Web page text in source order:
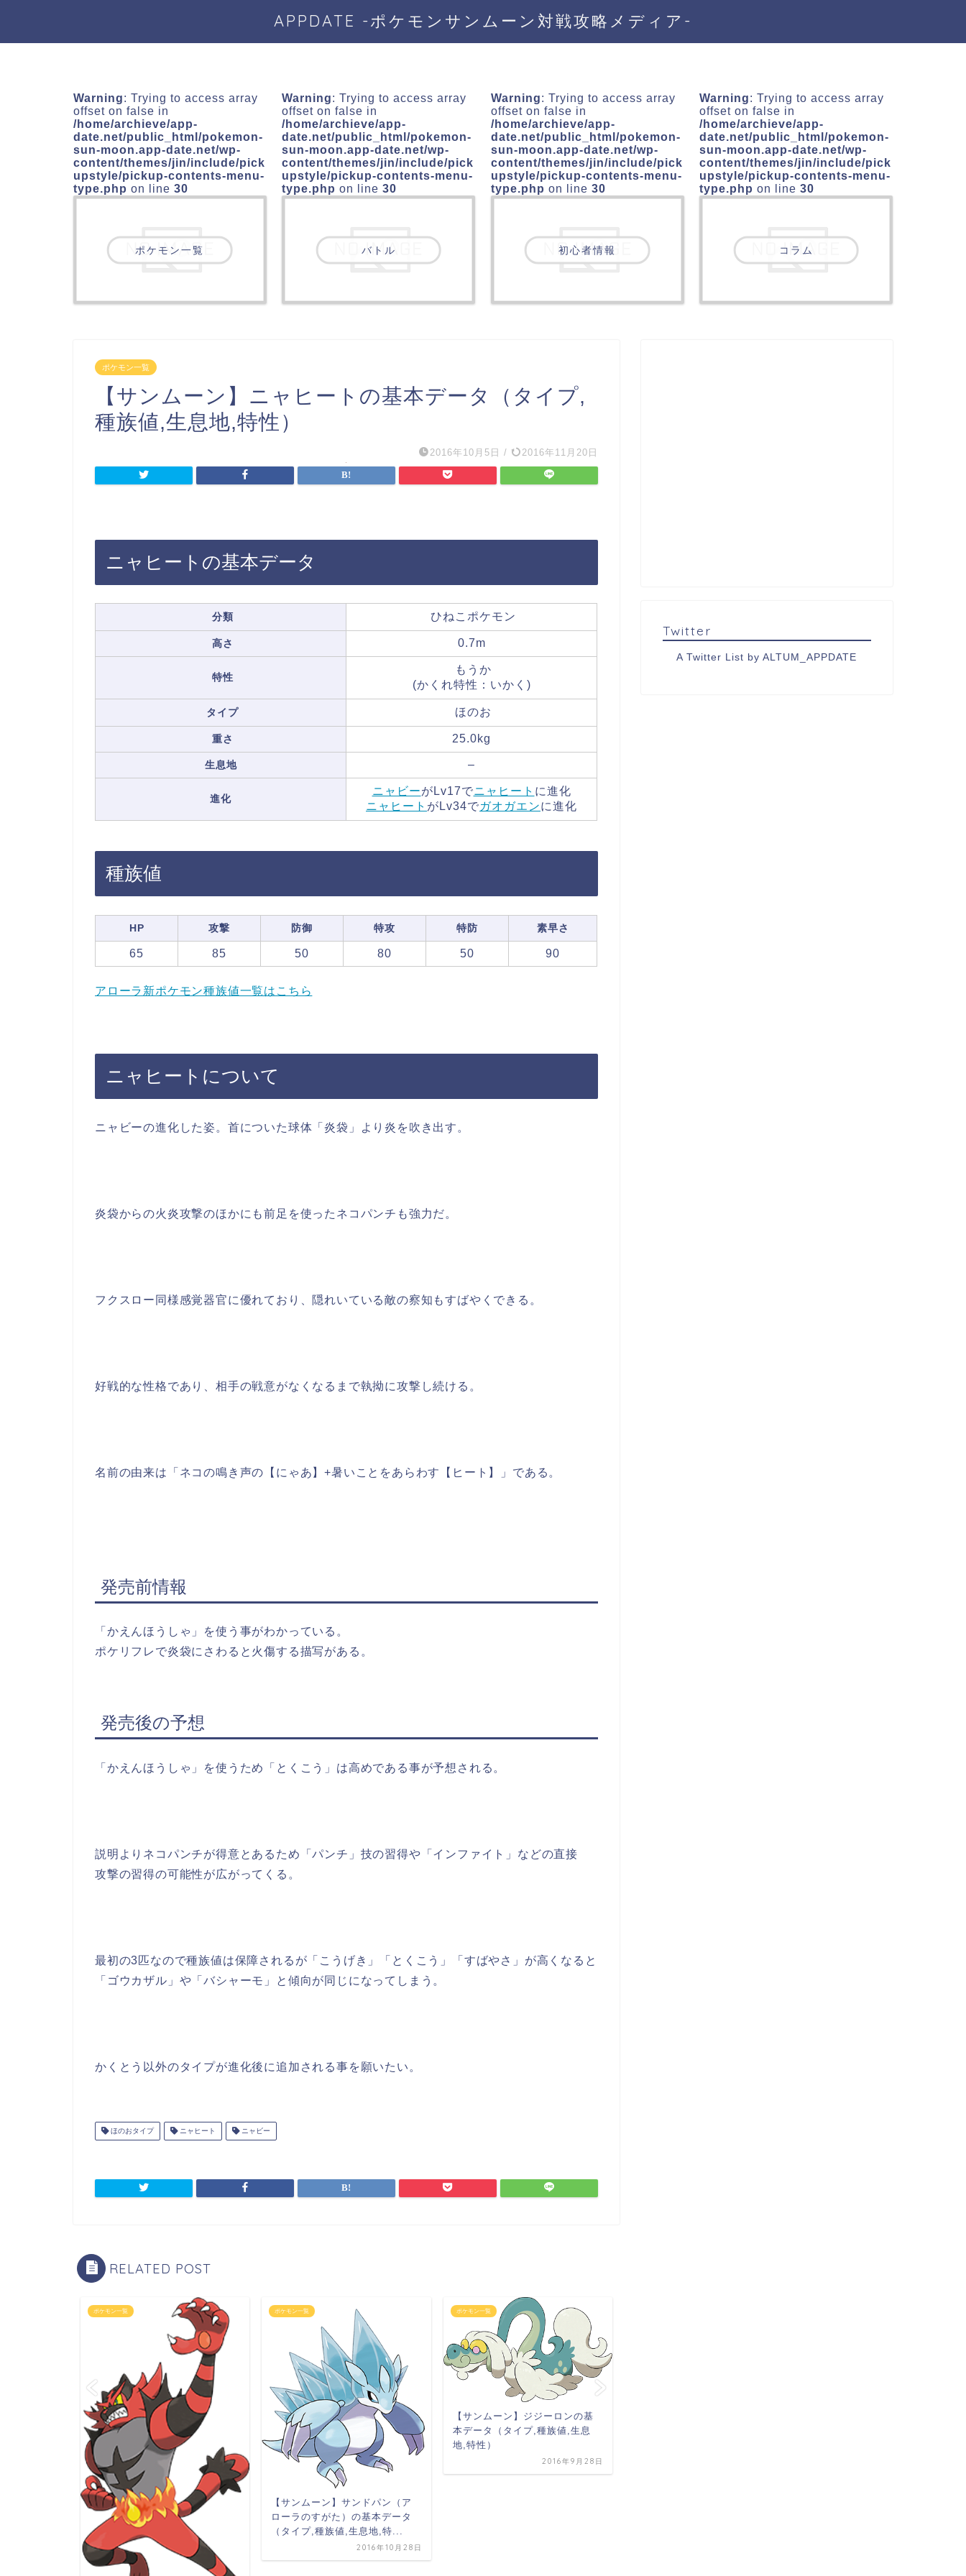
APPDATE -ポケモンサンムーン対戦攻略メディア-
Warning: Trying to access array
offset on false in
/home/archieve/app-
date.net/public_html/pokemon-
sun-moon.app-date.net/wp-
content/themes/jin/include/pick
upstyle/pickup-contents-menu-
type.php on line30
ポケモン一覧
Warning: Trying to access array
offset on false in
/home/archieve/app-
date.net/public_html/pokemon-
sun-moon.app-date.net/wp-
content/themes/jin/include/pick
upstyle/pickup-contents-menu-
type.php on line30
バトル
Warning: Trying to access array
offset on false in
/home/archieve/app-
date.net/public_html/pokemon-
sun-moon.app-date.net/wp-
content/themes/jin/include/pick
upstyle/pickup-contents-menu-
type.php on line 30
初心者情報
Warning: Trying to access array
offset on false in
/home/archieve/app-
date.net/public_html/pokemon-
sun-moon.app-date.net/wp-
content/themes/jin/include/pick
upstyle/pickup-contents-menu-
type.php on line30
コラム
ポケモン一覧
【サンムーン】ニャヒートの基本データ（タイプ,
種族値,生息地,特性）
2016年10月5日 / 2016年11月20日
ニャヒートの基本データ
分類 ひねこポケモン
高さ 0.7m
特性
もうか
(かくれ特性：いかく)
タイプ ほのお
重さ 25.0kg
生息地 –
進化
ニャビーがLv17でニャヒート に進化
ニャヒート がLv34でガオガエンに進化
種族値
HP 攻撃 防御 特攻 特防 素早さ
65 85 50 80 50 90
アローラ新ポケモン種族値一覧はこちら
ニャヒートについて
ニャビーの進化した姿。首についた球体「炎袋」より炎を吹き出す。
炎袋からの火炎攻撃のほかにも前足を使ったネコパンチも強力だ。
フクスロー同様感覚器官に優れており、隠れいている敵の察知もすばやくできる。
好戦的な性格であり、相手の戦意がなくなるまで執拗に攻撃し続ける。
名前の由来は「ネコの鳴き声の【にゃあ】+暑いことをあらわす【ヒート】」である。
発売前情報
「かえんほうしゃ」を使う事がわかっている。
ポケリフレで炎袋にさわると火傷する描写がある。
発売後の予想
「かえんほうしゃ」を使うため「とくこう」は高めである事が予想される。
説明よりネコパンチが得意とあるため「パンチ」技の習得や「インファイト」などの直接
攻撃の習得の可能性が広がってくる。
最初の3匹なので種族値は保障されるが「こうげき」「とくこう」「すばやさ」が高くなると
「ゴウカザル」や「バシャーモ」と傾向が同じになってしまう。
かくとう以外のタイプが進化後に追加される事を願いたい。
ほのおタイプ ニャヒート ニャビー
RELATED POST
ポケモン一覧 ポケモン一覧
【サンムーン】サンドパン（ア
ローラのすがた）の基本データ
（タイプ,種族値,生息地,特...
2016年10月28日
ポケモン一覧
【サンムーン】ジジーロンの基
本データ（タイプ,種族値,生息
地,特性）
2016年9月28日
Twitter
A Twitter List by ALTUM_APPDATE